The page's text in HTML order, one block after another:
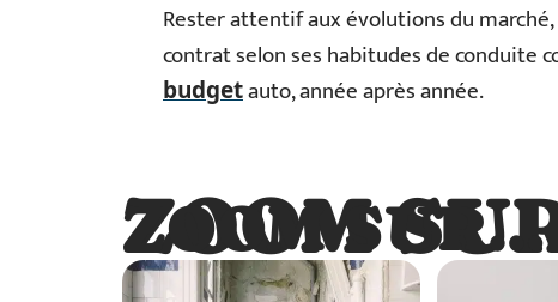
Rester attentif aux évolutions du
contrat selon ses habitudes de conduite
budgetauto, année après année.
ZOOM
ZOOM SUR…